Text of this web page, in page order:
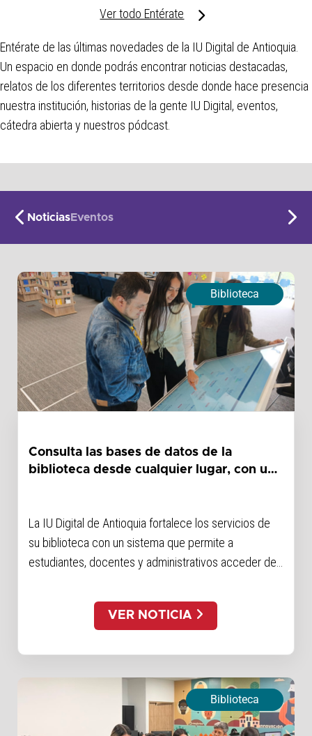
Ver todo Entérate
Entérate de las últimas novedades de la IU Digital de Antioquia.
Un espacio en donde podrás encontrar noticias destacadas,
relatos de los diferentes territorios desde donde hace presencia
nuestra institución, historias de la gente IU Digital, eventos,
cátedra abierta y nuestros pódcast.
NoticiasEventos
Biblioteca
Consulta las bases de datos de la
biblioteca desde cualquier lugar, con un
La IU Digital de Antioquia fortalece los servicios de
su biblioteca con un sistema que permite a
estudiantes, docentes y administrativos acceder de
bases de datos, utilizando sus credenciales
institucionales y desde...VER NOTICIA
Biblioteca